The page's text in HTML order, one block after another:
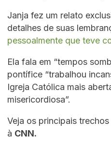
Janja fez um relato
detalhes de suas
pessoalmente que teve
Ela fala em “tempos
pontífice “trabalhou
Igreja Católica mais
misericordiosa”.
Veja os principais
à CNN.